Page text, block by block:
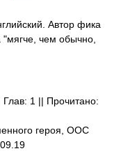
Автор фика
"мягче, чем обычно,
1 || Прочитано:
героя, ООС